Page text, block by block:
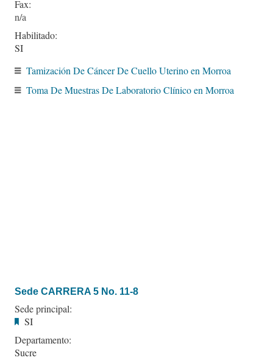
Fax:
Habilitado:
SI
Tamización De Cáncer De Cuello Uterino en Morroa
Toma De Muestras De Laboratorio Clínico en Morroa
Sede CARRERA 5 No. 11-8
Sede principal:
SI
Departamento:
Sucre